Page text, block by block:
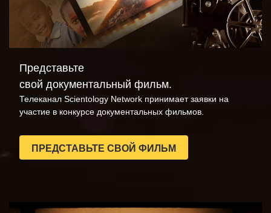
Представьте
свой документальный фильм.
Телеканал Scientology Network принимает заявки на
участие в конкурсе документальных фильмов.
ПРЕДСТАВЬТЕ СВОЙ ФИЛЬМ